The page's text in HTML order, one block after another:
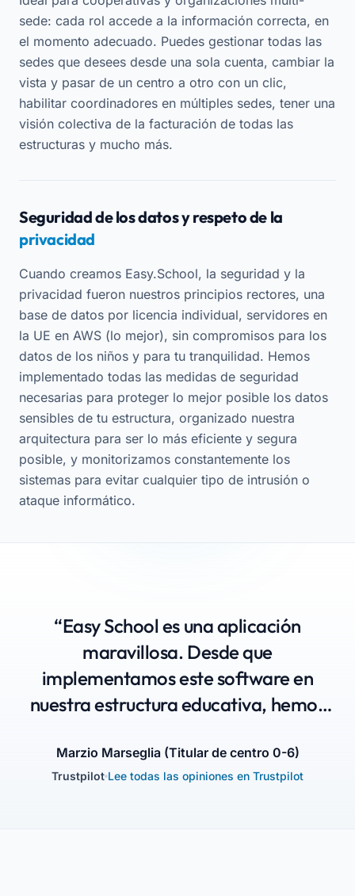
sede: cada rol accede a la información correcta, en
el momento adecuado. Puedes gestionar todas las
sedes que desees desde una sola cuenta, cambiar la
vista y pasar de un centro a otro con un clic,
habilitar coordinadores en múltiples sedes, tener una
visión colectiva de la facturación de todas las
estructuras y mucho más.
Seguridad de los datos y respeto de la
privacidad
Cuando creamos Easy.School, la seguridad y la
privacidad fueron nuestros principios rectores, una
base de datos por licencia individual, servidores en
la UE en AWS (lo mejor), sin compromisos para los
datos de los niños y para tu tranquilidad. Hemos
implementado todas las medidas de seguridad
necesarias para proteger lo mejor posible los datos
sensibles de tu estructura, organizado nuestra
arquitectura para ser lo más eficiente y segura
posible, y monitorizamos constantemente los
sistemas para evitar cualquier tipo de intrusión o
ataque informático.
“Easy School es una aplicación
maravillosa. Desde que
implementamos este software en
nuestra estructura educativa, hemos
conscientes de que sus hijos están en
buenas manos, educadores entusiastas
Marzio Marseglia (Titular de centro 0-6)
Trustpilot Lee todas las opiniones en Trustpilot